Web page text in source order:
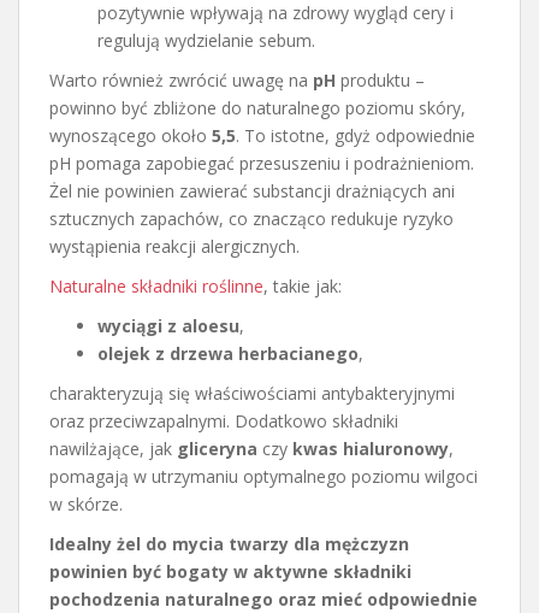
pozytywnie wpływają na zdrowy wygląd cery i
regulują wydzielanie sebum.
Warto również zwrócić uwagę na pH produktu –
powinno być zbliżone do naturalnego poziomu skóry,
wynoszącego około 5,5. To istotne, gdyż odpowiednie
pH pomaga zapobiegać przesuszeniu i podrażnieniom.
Żel nie powinien zawierać substancji drażniących ani
sztucznych zapachów, co znacząco redukuje ryzyko
wystąpienia reakcji alergicznych.
Naturalne składniki roślinne, takie jak:
wyciągi z aloesu,
olejek z drzewa herbacianego,
charakteryzują się właściwościami antybakteryjnymi
oraz przeciwzapalnymi. Dodatkowo składniki
nawilżające, jak gliceryna czy kwas hialuronowy,
pomagają w utrzymaniu optymalnego poziomu wilgoci
w skórze.
Idealny żel do mycia twarzy dla mężczyzn
powinien być bogaty w aktywne składniki
pochodzenia naturalnego oraz mieć odpowiednie